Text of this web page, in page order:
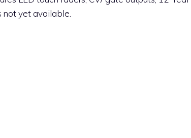
not yet available.